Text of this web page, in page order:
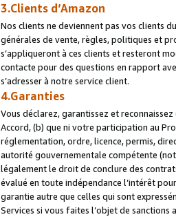
3.Clients d’Amazon
Nos clients ne deviennent pas vos clients
générales de vente, règles, politiques et
s’appliqueront à ces clients et resteront
contacte pour des questions en rapport
s’adresser à notre service client.
4.Garanties
Vous déclarez, garantissez et
Accord, (b) que ni votre participation au
réglementation, ordre, licence, permis,
autorité gouvernementale compétente
légalement le droit de conclure des
évalué en toute indépendance l’intérêt
garantie autre que celles qui sont
Services si vous faites l’objet de